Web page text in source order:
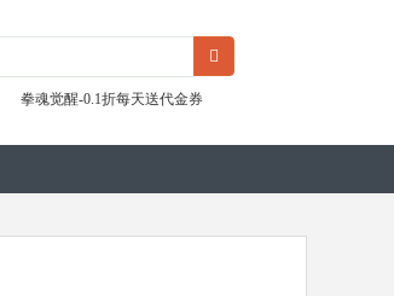
拳魂觉醒-0.1折每天送代金券